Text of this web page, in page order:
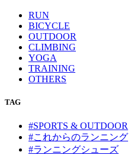
RUN
BICYCLE
OUTDOOR
CLIMBING
YOGA
TRAINING
OTHERS
TAG
#SPORTS & OUTDOOR
#これからのランニング
#ランニングシューズ